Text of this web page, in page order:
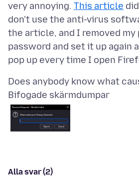
very annoying. This article
don't use the anti-virus
the article, and I removed my
password and set it up again
Bifogade skärmdumpar
Alla svar (2)